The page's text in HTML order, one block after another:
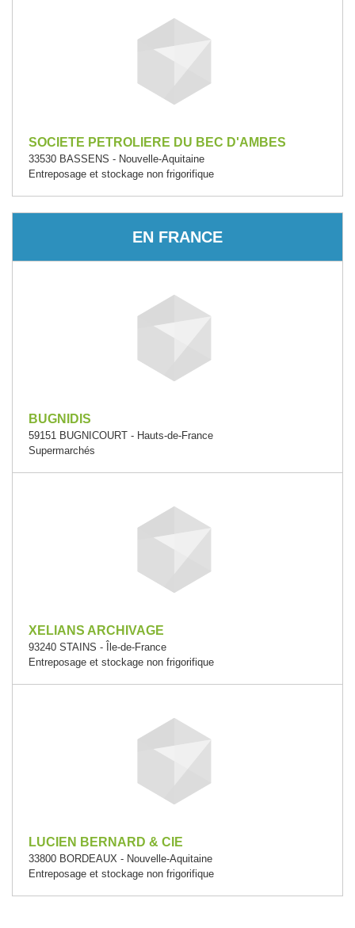
SOCIETE PETROLIERE DU BEC D'AMBES
33530 BASSENS - Nouvelle-Aquitaine
Entreposage et stockage non frigorifique
EN FRANCE
BUGNIDIS
59151 BUGNICOURT - Hauts-de-France
Supermarchés
XELIANS ARCHIVAGE
93240 STAINS - Île-de-France
Entreposage et stockage non frigorifique
LUCIEN BERNARD & CIE
33800 BORDEAUX - Nouvelle-Aquitaine
Entreposage et stockage non frigorifique